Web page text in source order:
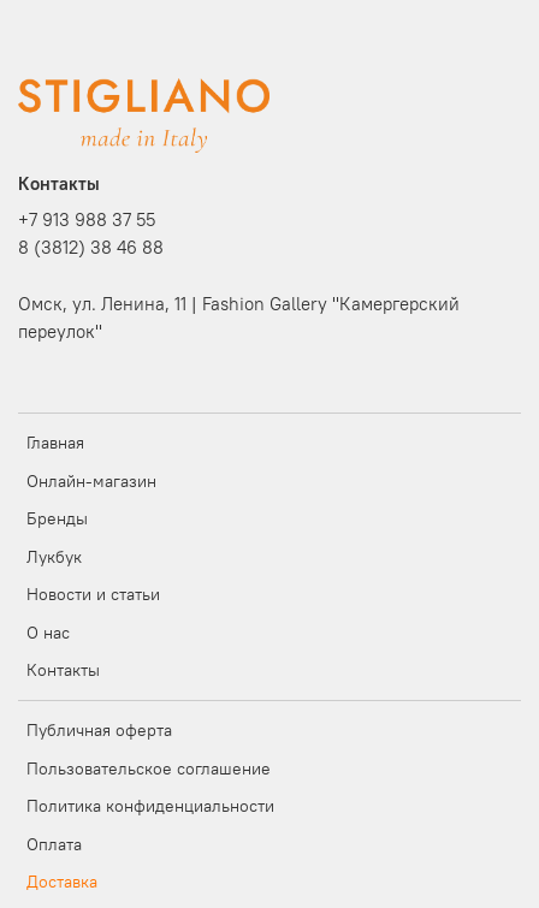
Главная
Онлайн-магазин
Бренды
Лукбук
Новости и статьи
О нас
Контакты
Публичная оферта
Пользовательское соглашение
Политика конфиденциальности
Оплата
Доставка
Контакты
+7 913 988 37 55
8 (3812) 38 46 88
Омск, ул. Ленина, 11 | Fashion Gallery "Камергерский
переулок"